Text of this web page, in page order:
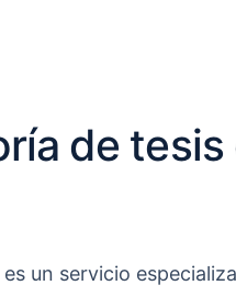
de tesis
un servicio